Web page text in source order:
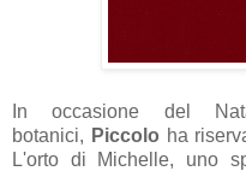
In occasione del
botanici, Piccolo ha
L'orto di Michelle, uno